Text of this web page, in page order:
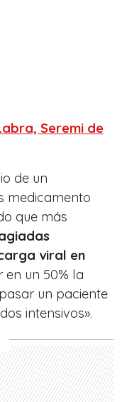
Seremi de
de un
medicamento
que más
viral en
en un 50% la
un paciente
intensivos».